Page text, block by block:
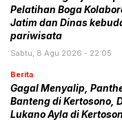
Pelatihan Boga
Jatim dan Dinas
pariwisata
Sabtu, 8 Agu 2026 - 22:05
Berita
Gagal Menyalip,
Banteng di Kertosono,
Lukano Ayla di